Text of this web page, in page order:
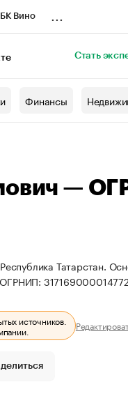
Вино
Стать
Финансы
—
Татарстан.
источников.